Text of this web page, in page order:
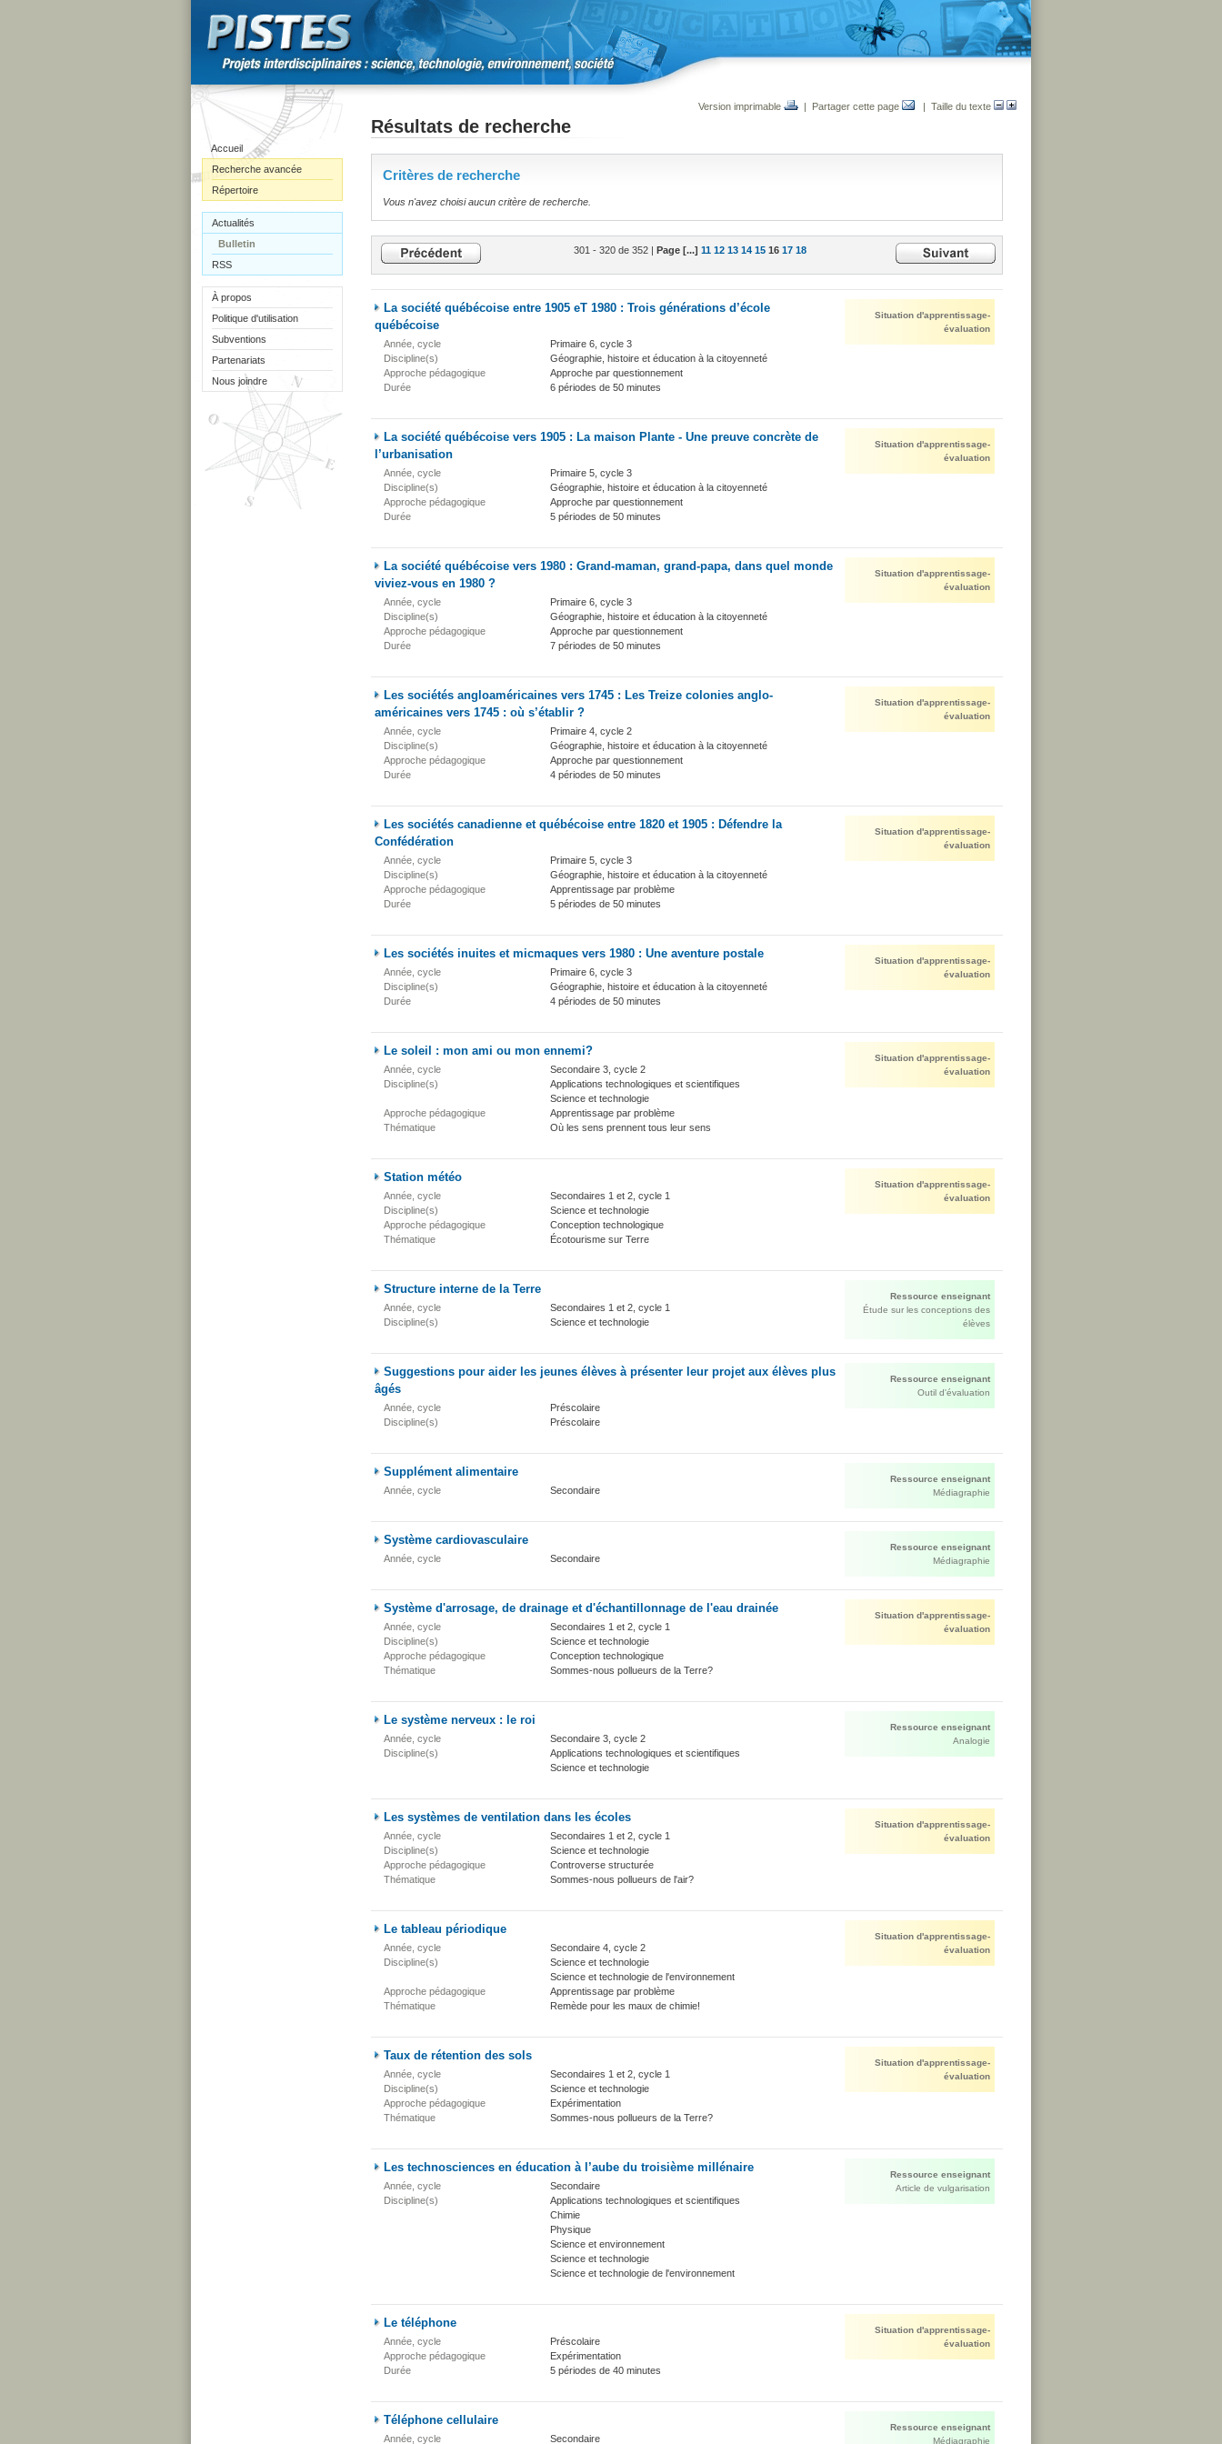
Accueil
Recherche avancée
Répertoire
Actualités
Bulletin
RSS
À propos
Politique d'utilisation
Subventions
Partenariats
Nous joindre
Version imprimable | Partager cette page | Taille du texte
Résultats de recherche
Critères de recherche
Vous n'avez choisi aucun critère de recherche.
301 - 320 de 352 | Page [...] 11 12 13 14 15 16 17 18
La société québécoise entre 1905 eT 1980 : Trois générations d’école
québécoise
Année, cycle
Primaire 6, cycle 3
Discipline(s)
Géographie, histoire et éducation à la citoyenneté
Approche pédagogique
Approche par questionnement
Durée
6 périodes de 50 minutes
Situation d'apprentissage-
évaluation
La société québécoise vers 1905 : La maison Plante - Une preuve concrète de
l’urbanisation
Année, cycle
Primaire 5, cycle 3
Discipline(s)
Géographie, histoire et éducation à la citoyenneté
Approche pédagogique
Approche par questionnement
Durée
5 périodes de 50 minutes
Situation d'apprentissage-
évaluation
La société québécoise vers 1980 : Grand-maman, grand-papa, dans quel monde
viviez-vous en 1980 ?
Année, cycle
Primaire 6, cycle 3
Discipline(s)
Géographie, histoire et éducation à la citoyenneté
Approche pédagogique
Approche par questionnement
Durée
7 périodes de 50 minutes
Situation d'apprentissage-
évaluation
Les sociétés angloaméricaines vers 1745 : Les Treize colonies anglo-
américaines vers 1745 : où s’établir ?
Année, cycle
Primaire 4, cycle 2
Discipline(s)
Géographie, histoire et éducation à la citoyenneté
Approche pédagogique
Approche par questionnement
Durée
4 périodes de 50 minutes
Situation d'apprentissage-
évaluation
Les sociétés canadienne et québécoise entre 1820 et 1905 : Défendre la
Confédération
Année, cycle
Primaire 5, cycle 3
Discipline(s)
Géographie, histoire et éducation à la citoyenneté
Approche pédagogique
Apprentissage par problème
Durée
5 périodes de 50 minutes
Situation d'apprentissage-
évaluation
Les sociétés inuites et micmaques vers 1980 : Une aventure postale
Année, cycle
Primaire 6, cycle 3
Discipline(s)
Géographie, histoire et éducation à la citoyenneté
Durée
4 périodes de 50 minutes
Situation d'apprentissage-
évaluation
Le soleil : mon ami ou mon ennemi?
Année, cycle
Secondaire 3, cycle 2
Discipline(s)
Applications technologiques et scientifiques
Science et technologie
Approche pédagogique
Apprentissage par problème
Thématique
Où les sens prennent tous leur sens
Situation d'apprentissage-
évaluation
Station météo
Année, cycle
Secondaires 1 et 2, cycle 1
Discipline(s)
Science et technologie
Approche pédagogique
Conception technologique
Thématique
Écotourisme sur Terre
Situation d'apprentissage-
évaluation
Structure interne de la Terre
Année, cycle
Secondaires 1 et 2, cycle 1
Discipline(s)
Science et technologie
Ressource enseignant
Étude sur les conceptions des
élèves
Suggestions pour aider les jeunes élèves à présenter leur projet aux élèves plus
âgés
Année, cycle
Préscolaire
Discipline(s)
Préscolaire
Ressource enseignant
Outil d'évaluation
Supplément alimentaire
Année, cycle Secondaire
Ressource enseignant
Médiagraphie
Système cardiovasculaire
Année, cycle Secondaire
Ressource enseignant
Médiagraphie
Système d'arrosage, de drainage et d'échantillonnage de l'eau drainée
Année, cycle
Secondaires 1 et 2, cycle 1
Discipline(s)
Science et technologie
Approche pédagogique
Conception technologique
Thématique
Sommes-nous pollueurs de la Terre?
Situation d'apprentissage-
évaluation
Le système nerveux : le roi
Année, cycle
Secondaire 3, cycle 2
Discipline(s)
Applications technologiques et scientifiques
Science et technologie
Ressource enseignant
Analogie
Les systèmes de ventilation dans les écoles
Année, cycle
Secondaires 1 et 2, cycle 1
Discipline(s)
Science et technologie
Approche pédagogique
Controverse structurée
Thématique
Sommes-nous pollueurs de l'air?
Situation d'apprentissage-
évaluation
Le tableau périodique
Année, cycle
Secondaire 4, cycle 2
Discipline(s)
Science et technologie
Science et technologie de l'environnement
Approche pédagogique
Apprentissage par problème
Thématique
Remède pour les maux de chimie!
Situation d'apprentissage-
évaluation
Taux de rétention des sols
Année, cycle
Secondaires 1 et 2, cycle 1
Discipline(s)
Science et technologie
Approche pédagogique
Expérimentation
Thématique
Sommes-nous pollueurs de la Terre?
Situation d'apprentissage-
évaluation
Les technosciences en éducation à l’aube du troisième millénaire
Année, cycle
Secondaire
Discipline(s)
Applications technologiques et scientifiques
Chimie
Physique
Science et environnement
Science et technologie
Science et technologie de l'environnement
Ressource enseignant
Article de vulgarisation
Le téléphone
Année, cycle
Préscolaire
Approche pédagogique
Expérimentation
Durée
5 périodes de 40 minutes
Situation d'apprentissage-
évaluation
Téléphone cellulaire
Année, cycle Secondaire
Ressource enseignant
Médiagraphie